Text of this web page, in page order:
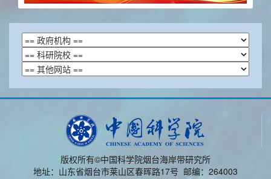
版权所有©中国科学院烟台海岸带研究所
地址：山东省烟台市莱山区春晖路17号 邮编：264003